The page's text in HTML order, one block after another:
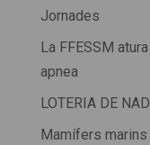
Jornades
La FFESSM
apnea
LOTERIA DE
Mamífers marins